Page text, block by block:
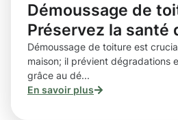
Démoussage de
Préservez la santé
Démoussage de toiture est
maison; il prévient dégradations
grâce au dé...
En savoir plus